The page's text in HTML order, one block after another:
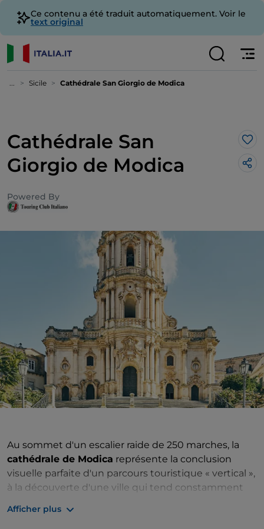
Ce contenu a été traduit automatiquement. Voir le
text original
... Sicile Cathédrale San Giorgio de Modica
Cathédrale San
Giorgio de Modica
Powered By
Au sommet d'un escalier raide de 250 marches, la
cathédrale de Modica représente la conclusion
visuelle parfaite d'un parcours touristique « vertical »,
à la découverte d'une ville qui tend constamment
l'architecte Rosario Gagliardi (le même architecte qui
Afficher plus